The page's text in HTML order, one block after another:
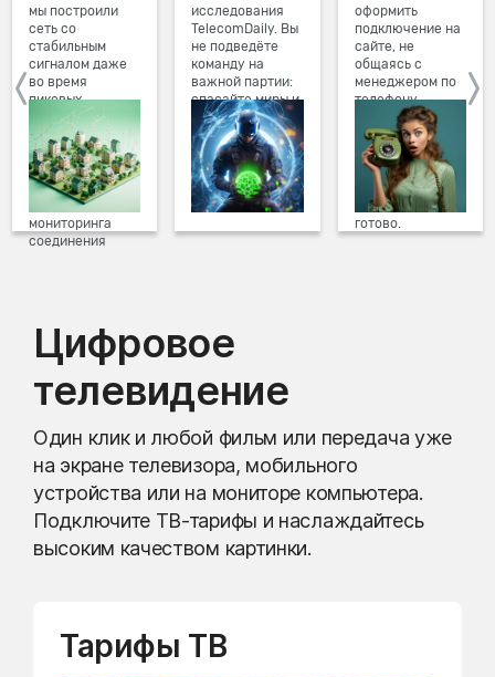
мы построили
сеть со
стабильным
сигналом даже
во время
пиковых
нагрузок в
вечернее время.
Мы постоянно
обновляем наше
оборудование в
домах, а система
мониторинга
соединения
исследования
TelecomDaily. Вы
не подведёте
команду на
важной партии:
спасайте миры и
побеждайте с
друзьями в
онлайн-играх.
оформить
подключение на
сайте, не
общаясь с
менеджером по
телефону.
Просто в три
клика заполните
форму заявки на
сайте, выберите
дату и время
подключения,
готово.
Цифровое
телевидение
Один клик и любой фильм или передача уже
на экране телевизора, мобильного
устройства или на мониторе компьютера.
Подключите ТВ-тарифы и наслаждайтесь
высоким качеством картинки.
Тарифы ТВ